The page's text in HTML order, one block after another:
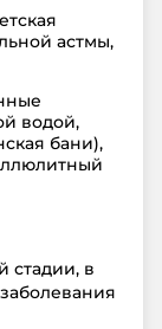
астмы,
водой,
бани),
стадии, в